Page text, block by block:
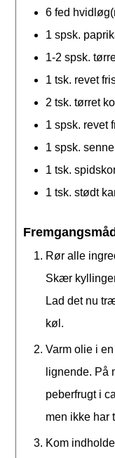
6 fed
1 spsk.
1-2 spsk.
1 tsk. revet
2 tsk. tørret
1 spsk. revet
1 spsk.
1 tsk.
1 tsk. stødt
Rør alle
Skær
Lad det nu
køl.
Varm olie i
lignende. På
peberfrugt i
men ikke har
Kom